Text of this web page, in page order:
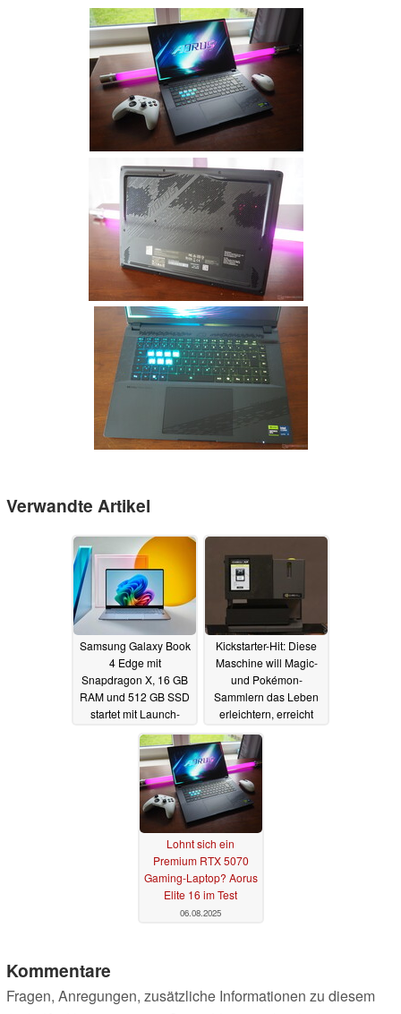
Verwandte Artikel
Samsung Galaxy Book
4 Edge mit
Snapdragon X, 16 GB
RAM und 512 GB SSD
startet mit Launch-
20.08.2025
Kickstarter-Hit: Diese
Maschine will Magic-
und Pokémon-
Sammlern das Leben
erleichtern, erreicht
Minuten
Lohnt sich ein
Premium RTX 5070
Gaming-Laptop? Aorus
Elite 16 im Test
06.08.2025
Kommentare
Fragen, Anregungen, zusätzliche Informationen zu diesem